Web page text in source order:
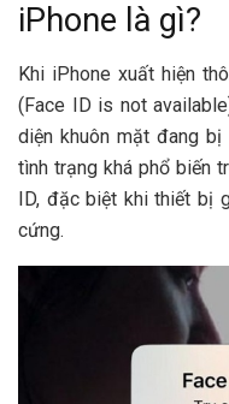
iPhone là gì?
Khi iPhone xuất hiện
(Face ID is not
diện khuôn mặt đang
tình trạng khá phổ biến
ID, đặc biệt khi thiết bị
cứng.